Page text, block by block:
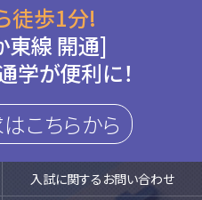
徒歩1分!
東線 開通]
学が便利に！
こちらから
入試に関するお問い合わせ